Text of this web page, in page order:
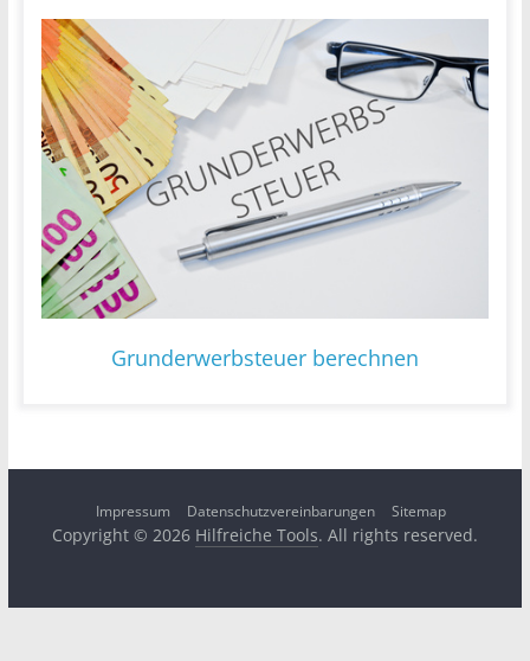
Grunderwerbsteuer berechnen
Impressum Datenschutzvereinbarungen Sitemap
Copyright © 2026 Hilfreiche Tools. All rights reserved.